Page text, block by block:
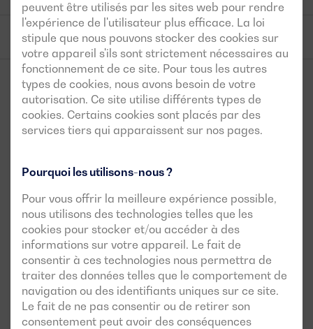
peuvent être utilisés par les sites web pour rendre
l'expérience de l'utilisateur plus efficace. La loi
stipule que nous pouvons stocker des cookies sur
votre appareil s'ils sont strictement nécessaires au
fonctionnement de ce site. Pour tous les autres
types de cookies, nous avons besoin de votre
autorisation. Ce site utilise différents types de
cookies. Certains cookies sont placés par des
services tiers qui apparaissent sur nos pages.
Pourquoi les utilisons-nous ?
Pour vous offrir la meilleure expérience possible,
nous utilisons des technologies telles que les
cookies pour stocker et/ou accéder à des
informations sur votre appareil. Le fait de
consentir à ces technologies nous permettra de
traiter des données telles que le comportement de
navigation ou des identifiants uniques sur ce site.
Le fait de ne pas consentir ou de retirer son
consentement peut avoir des conséquences
Réservoir de carburant
Cas de réussite connexes
700 kVA en urgence pour un enseignement
ininterrompu au Liceo Europeo de Madrid
Voir le cas